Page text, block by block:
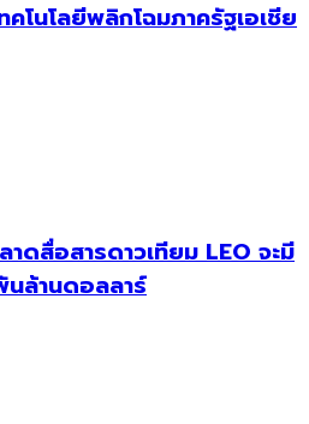
โนโลยีพลิกโฉมภาครัฐเอเชีย
สื่อสารดาวเทียม LEO จะมี
นล้านดอลลาร์